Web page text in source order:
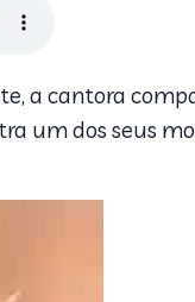
a cantora
um dos seus